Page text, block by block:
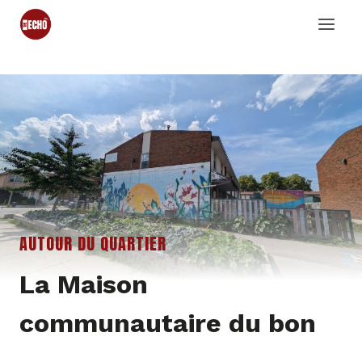
Skip
AUTOUR DU QUARTIER
La Maison
communautaire du bon